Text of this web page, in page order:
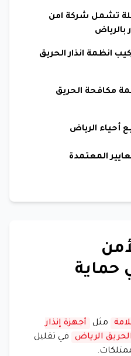
تشمل شركة امن
بالرياض
انظمة انذار الحريق
مكافحة الحريق
أحياء الرياض
المعتمدة
حماية
مثل
أجهزة إنذار
الرياض
في تقليل